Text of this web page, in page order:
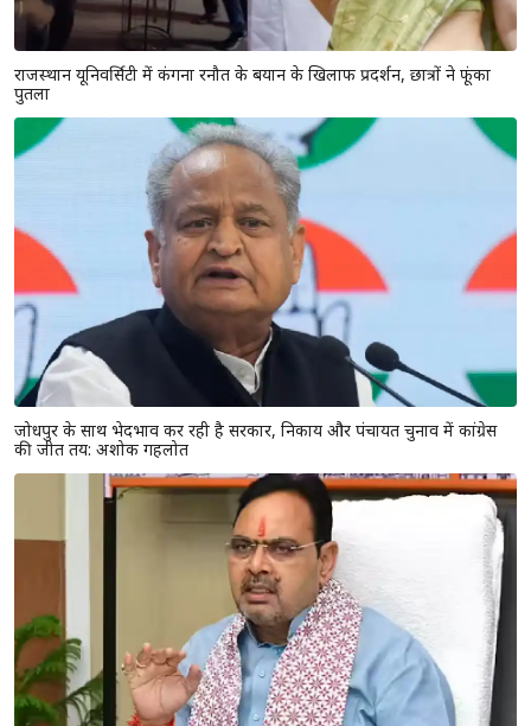
राजस्थान यूनिवर्सिटी में कंगना रनौत के बयान के खिलाफ प्रदर्शन, छात्रों ने फूंका
पुतला
जोधपुर के साथ भेदभाव कर रही है सरकार, निकाय और पंचायत चुनाव में कांग्रेस
की जीत तय: अशोक गहलोत